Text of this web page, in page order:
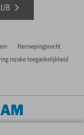
Herroepingsrecht
inzake toegankelijkheid